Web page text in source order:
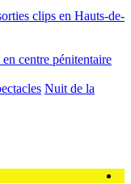
clips en Hauts-de-
centre pénitentaire
Nuit de la